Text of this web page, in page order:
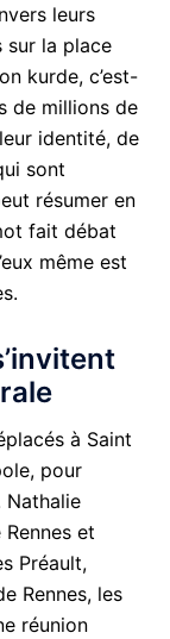
leurs
sur la place
kurde, c’est-
de millions de
identité, de
sont
résumer en
fait débat
même est
à Saint
pour
Nathalie
et
Préault,
Rennes, les
réunion